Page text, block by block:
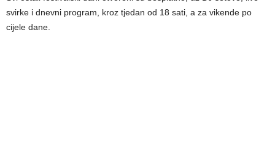
svirke i dnevni program, kroz tjedan od 18 sati, a za vikende po
cijele dane.